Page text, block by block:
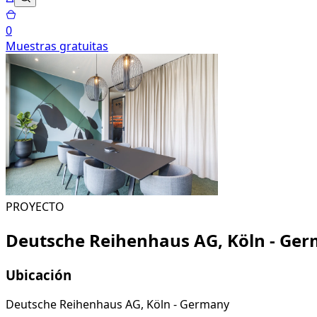
0
Muestras gratuitas
PROYECTO
Deutsche Reihenhaus AG, Köln -
Ubicación
Deutsche Reihenhaus AG, Köln - Germany